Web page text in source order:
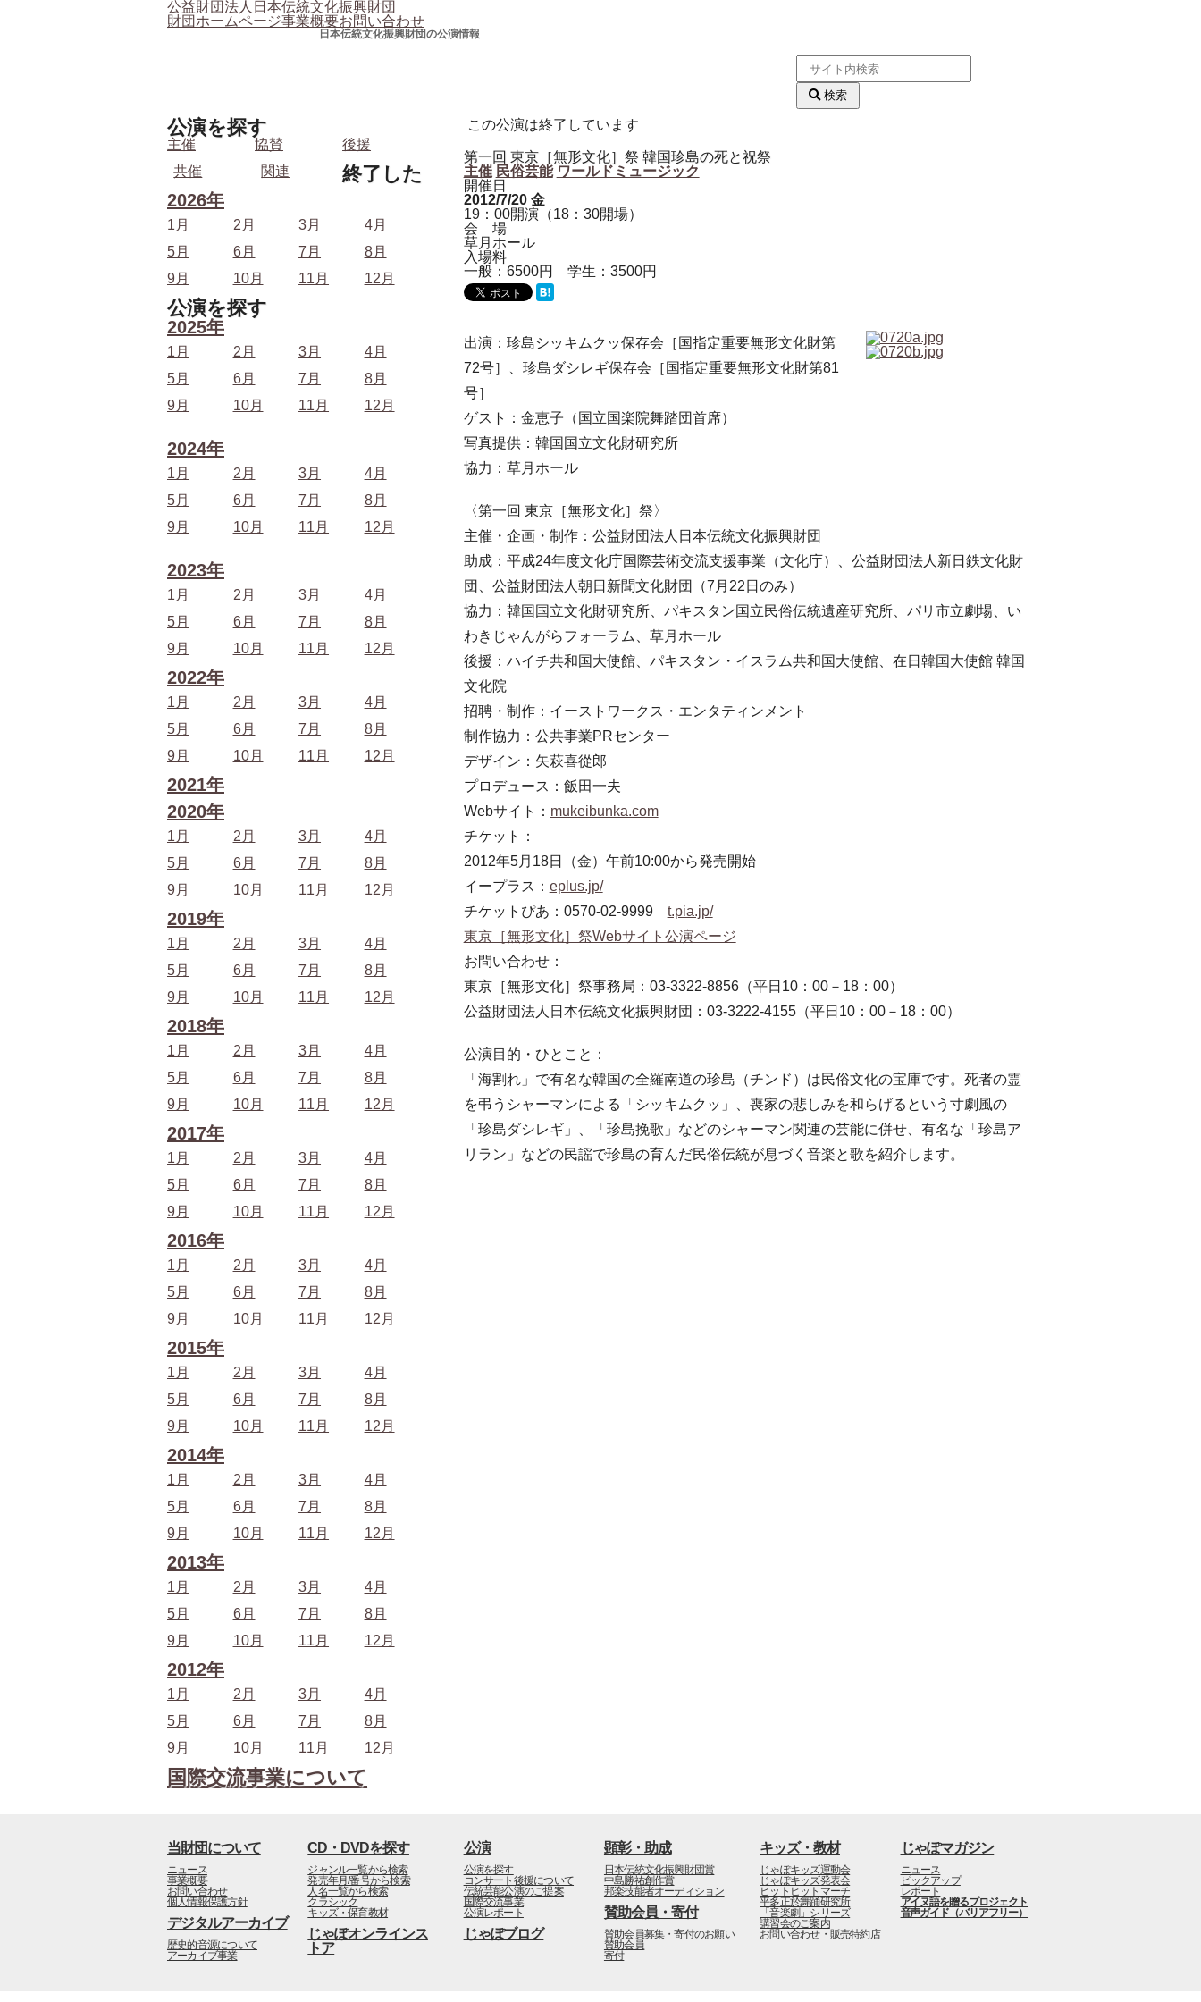
公益財団法人日本伝統文化振興財団
財団ホームページ事業概要お問い合わせ
日本伝統文化振興財団の公演情報
検索
この公演は終了しています
第一回 東京［無形文化］祭 韓国珍島の死と祝祭
主催 民俗芸能 ワールドミュージック
開催日
2012/7/20 金
19：00開演（18：30開場）
会 場
草月ホール
入場料
一般：6500円 学生：3500円
出演：珍島シッキムクッ保存会［国指定重要無形文化財第
72号］、珍島ダシレギ保存会［国指定重要無形文化財第81
号］
ゲスト：金恵子（国立国楽院舞踏団首席）
写真提供：韓国国立文化財研究所
協力：草月ホール
〈第一回 東京［無形文化］祭〉
主催・企画・制作：公益財団法人日本伝統文化振興財団
助成：平成24年度文化庁国際芸術交流支援事業（文化庁）、公益財団法人新日鉄文化財
団、公益財団法人朝日新聞文化財団（7月22日のみ）
協力：韓国国立文化財研究所、パキスタン国立民俗伝統遺産研究所、パリ市立劇場、い
わきじゃんがらフォーラム、草月ホール
後援：ハイチ共和国大使館、パキスタン・イスラム共和国大使館、在日韓国大使館 韓国
文化院
招聘・制作：イーストワークス・エンタティンメント
制作協力：公共事業PRセンター
デザイン：矢萩喜從郎
プロデュース：飯田一夫
Webサイト： mukeibunka.com
チケット：
2012年5月18日（金）午前10:00から発売開始
イープラス： eplus.jp/
チケットぴあ：0570-02-9999 t.pia.jp/
東京［無形文化］祭Webサイト公演ページ
お問い合わせ：
東京［無形文化］祭事務局：03-3322-8856（平日10：00－18：00）
公益財団法人日本伝統文化振興財団：03-3222-4155（平日10：00－18：00）
公演目的・ひとこと：
「海割れ」で有名な韓国の全羅南道の珍島（チンド）は民俗文化の宝庫です。死者の霊
を弔うシャーマンによる「シッキムクッ」、喪家の悲しみを和らげるという寸劇風の
「珍島ダシレギ」、「珍島挽歌」などのシャーマン関連の芸能に併せ、有名な「珍島ア
リラン」などの民謡で珍島の育んだ民俗伝統が息づく音楽と歌を紹介します。
公演を探す
主催 協賛
後援
共催
関連
2026年
1月 2月 3月
4月
5月
6月 7月
8月
9月
10月 11月 12月
終了した
公演を探す
2025年
1月 2月 3月
4月
5月
6月 7月
8月
9月
10月 11月 12月
2024年
1月 2月 3月
4月
5月
6月 7月
8月
9月
10月 11月 12月
2023年
1月 2月 3月
4月
5月
6月 7月
8月
9月
10月 11月 12月
2022年
1月 2月 3月
4月
5月
6月 7月
8月
9月
10月 11月 12月
2021年
2020年
1月 2月 3月
4月
5月
6月 7月
8月
9月
10月 11月 12月
2019年
1月 2月 3月
4月
5月
6月 7月
8月
9月
10月 11月 12月
2018年
1月 2月 3月
4月
5月
6月 7月
8月
9月
10月 11月 12月
2017年
1月 2月 3月
4月
5月
6月 7月
8月
9月
10月 11月 12月
2016年
1月 2月 3月
4月
5月
6月 7月
8月
9月
10月 11月 12月
2015年
1月 2月 3月
4月
5月
6月 7月
8月
9月
10月 11月 12月
2014年
1月 2月 3月
4月
5月
6月 7月
8月
9月
10月 11月 12月
2013年
1月 2月 3月
4月
5月
6月 7月
8月
9月
10月 11月 12月
2012年
1月 2月 3月
4月
5月
6月 7月
8月
9月
10月 11月 12月
国際交流事業について
当財団について
ニュース
事業概要
お問い合わせ
個人情報保護方針
デジタルアーカイブ
歴史的音源について
アーカイブ事業
CD・DVDを探す
ジャンル一覧から検索
発売年月/番号から検索
人名一覧から検索
クラシック
キッズ・保育教材
じゃぽオンラインス
トア
公演
公演を探す
コンサート後援について
伝統芸能公演のご提案
国際交流事業
公演レポート
じゃぽブログ
顕彰・助成
日本伝統文化振興財団賞
中島勝祐創作賞
邦楽技能者オーディション
賛助会員・寄付
賛助会員募集・寄付のお願い
賛助会員
寄付
キッズ・教材
じゃぽキッズ運動会
じゃぽキッズ発表会
ヒットヒットマーチ
平多正於舞踊研究所
「音楽劇」シリーズ
講習会のご案内
お問い合わせ・販売特約店
じゃぽマガジン
ニュース
ピックアップ
レポート
アイヌ語を贈るプロジェクト
音声ガイド（バリアフリー）